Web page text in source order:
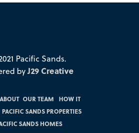
Pacific Sands.
byJ29 Creative
ABOUT OUR TEAM
HOW IT
PACIFIC SANDS PROPERTIES
SANDS HOMES